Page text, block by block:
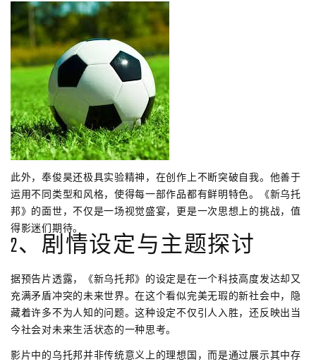
此外，奉俊昊还极具实验精神，在创作上不断突破自我。他善于
运用不同类型和风格，使得每一部作品都有鲜明特色。《新乌托
邦》的面世，不仅是一场视觉盛宴，更是一次思想上的挑战，值
得影迷们期待。
2、剧情设定与主题探讨
据预告片透露，《新乌托邦》的设定是在一个科技高度发达却又
充满矛盾冲突的未来世界。在这个看似完美无瑕的新社会中，隐
藏着许多不为人知的问题。这种设定不仅引人入胜，还反映出当
今社会对未来生活状态的一种思考。
影片中的乌托邦并非传统意义上的理想国，而是通过展示其中存